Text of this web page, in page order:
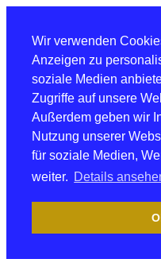
Wir verwenden
Anzeigen zu
soziale Medien
Zugriffe auf unsere
Außerdem geben wir
Nutzung unserer
für soziale Medien,
weiter. Details